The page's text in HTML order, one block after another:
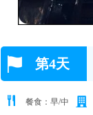
第4天
餐食：早/中